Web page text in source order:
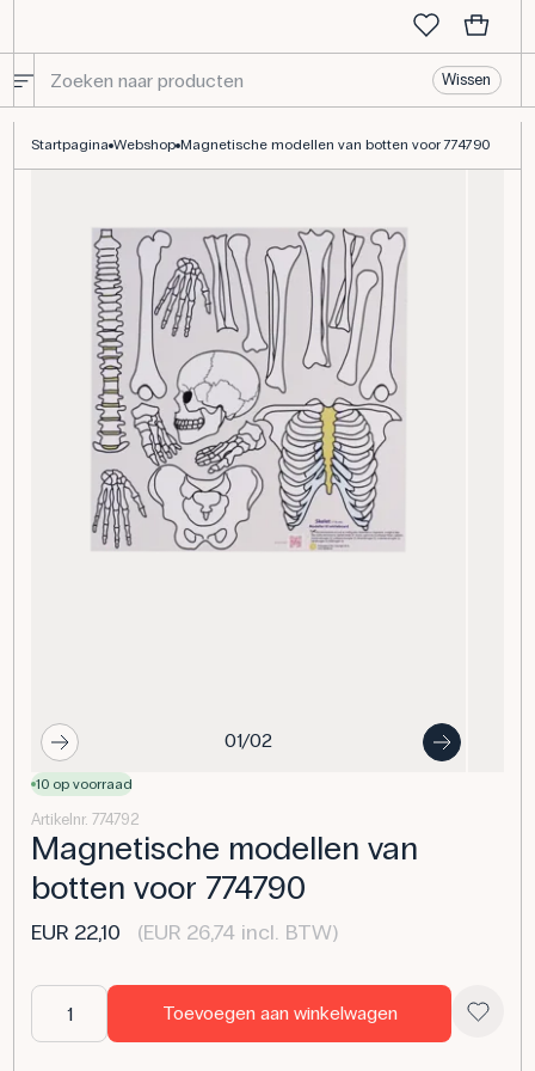
Wissen
Startpagina Webshop Magnetische modellen van botten voor 774790
01/02
10 op voorraad
Artikelnr. 774792
Magnetische modellen van
botten voor 774790
EUR 22,10 (EUR 26,74 incl. BTW)
Toevoegen aan winkelwagen